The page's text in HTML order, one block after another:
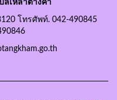
ลเหล่าต่างคำ
โทรศัพท์. 042-490845